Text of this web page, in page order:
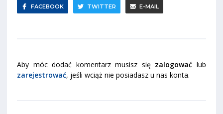
FACEBOOK TWITTER E-MAIL
Aby móc dodać komentarz musisz się zalogować lub
zarejestrować, jeśli wciąż nie posiadasz u nas konta.